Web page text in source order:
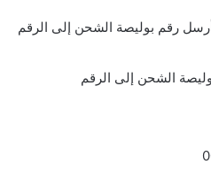
أرسل رقم بوليصة الشحن إلى الرقم
الشحن إلى الرقم